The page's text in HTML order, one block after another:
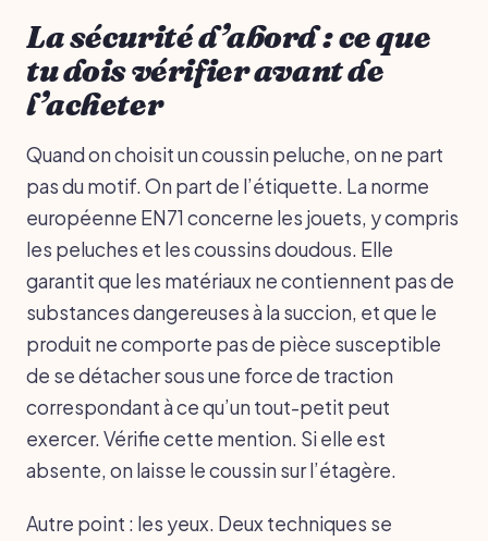
La sécurité d’abord : ce que
tu dois vérifier avant de
l’acheter
Quand on choisit un coussin peluche, on ne part
pas du motif. On part de l’étiquette. La norme
européenne EN71 concerne les jouets, y compris
les peluches et les coussins doudous. Elle
garantit que les matériaux ne contiennent pas de
substances dangereuses à la succion, et que le
produit ne comporte pas de pièce susceptible
de se détacher sous une force de traction
correspondant à ce qu’un tout-petit peut
exercer. Vérifie cette mention. Si elle est
absente, on laisse le coussin sur l’étagère.
Autre point : les yeux. Deux techniques se